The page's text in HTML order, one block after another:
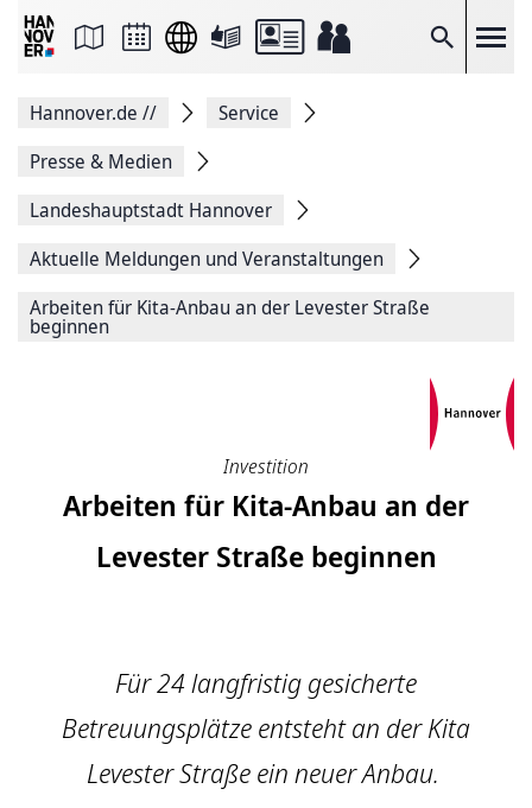
Suche
Seite
Facebook
teilen
Seitenlink
Seite
Hannover.de //
Service
Presse & Medien
Landeshauptstadt Hannover
Aktuelle Meldungen und Veranstaltungen
Arbeiten für Kita-Anbau an der Levester Straße
beginnen
Investition
Arbeiten für Kita-Anbau an der
Levester Straße beginnen
Für 24 langfristig gesicherte
Betreuungsplätze entsteht an der Kita
Levester Straße ein neuer Anbau.